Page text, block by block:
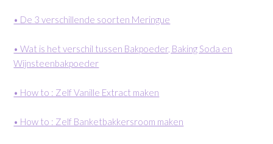
• De 3 verschillende soorten Meringue
• Wat is het verschil tussen Bakpoeder, Baking Soda en
Wijnsteenbakpoeder
• How to : Zelf Vanille Extract maken
• How to : Zelf Banketbakkersroom maken